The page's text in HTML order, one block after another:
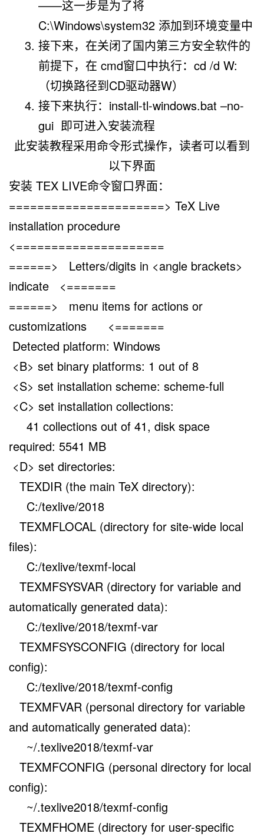
——这一步是为了将
C:\Windows\system32 添加到环境变量中
接下来，在关闭了国内第三方安全软件的
前提下，在 cmd窗口中执行： cd /d W:
（切换路径到CD驱动器W）
接下来执行： install-tl-windows.bat –no-
gui 即可进入安装流程
此安装教程采用命令形式操作，读者可以看到
以下界面
安装 TEX LIVE命令窗口界面：
======================> TeX Live
installation procedure
<=====================
======> Letters/digits in <angle brackets>
indicate <=======
======> menu items for actions or
customizations <=======
Detected platform: Windows
<B> set binary platforms: 1 out of 8
<S> set installation scheme: scheme-full
<C> set installation collections:
41 collections out of 41, disk space
required: 5541 MB
<D> set directories:
TEXDIR (the main TeX directory):
C:/texlive/2018
TEXMFLOCAL (directory for site-wide local
files):
C:/texlive/texmf-local
TEXMFSYSVAR (directory for variable and
automatically generated data):
C:/texlive/2018/texmf-var
TEXMFSYSCONFIG (directory for local
config):
C:/texlive/2018/texmf-config
TEXMFVAR (personal directory for variable
and automatically generated data):
~/.texlive2018/texmf-var
TEXMFCONFIG (personal directory for local
config):
~/.texlive2018/texmf-config
TEXMFHOME (directory for user-specific